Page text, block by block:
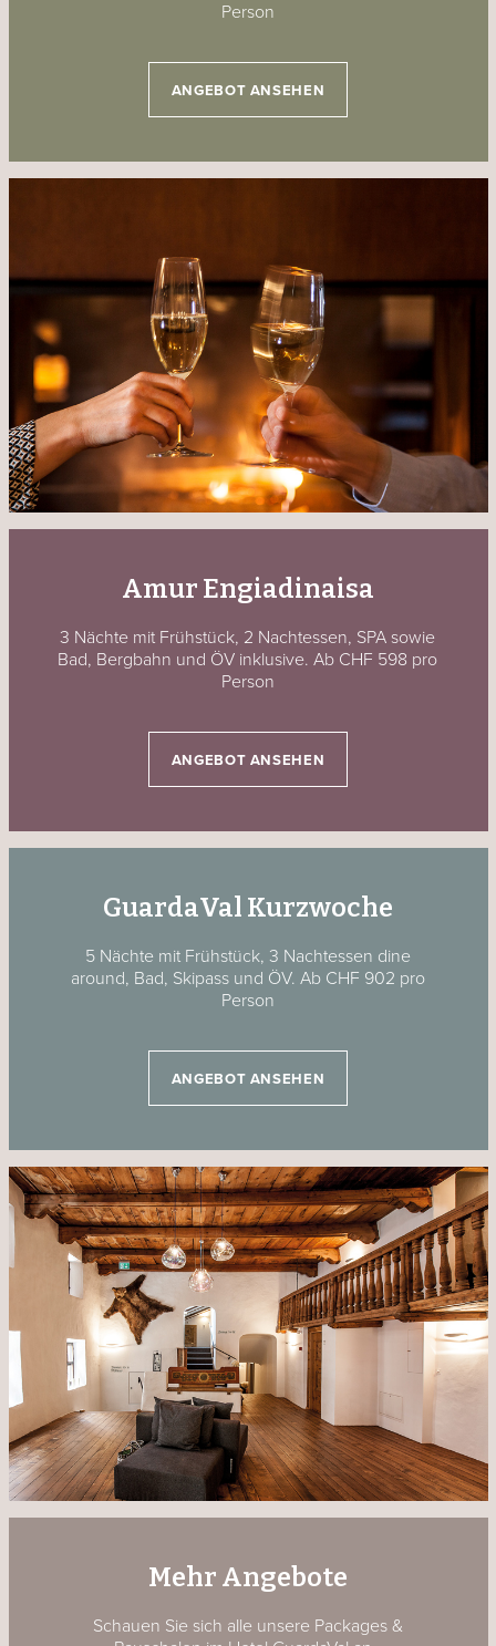
Person
ANGEBOT ANSEHEN
Amur Engiadinaisa
3 Nächte mit Frühstück, 2 Nachtessen, SPA sowie
Bad, Bergbahn und ÖV inklusive. Ab CHF 598 pro
Person
ANGEBOT ANSEHEN
GuardaVal Kurzwoche
5 Nächte mit Frühstück, 3 Nachtessen dine
around, Bad, Skipass und ÖV. Ab CHF 902 pro
Person
ANGEBOT ANSEHEN
Mehr Angebote
Schauen Sie sich alle unsere Packages &